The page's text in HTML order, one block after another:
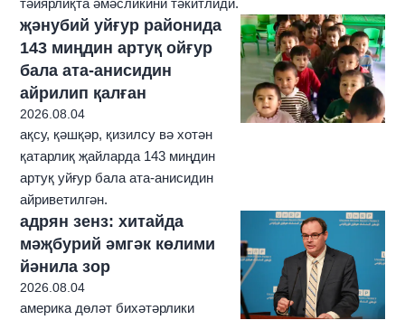
тәйярлиқта әмәсликини тәкитлиди.
җәнубий уйғур районида
143 миңдин артуқ ойғур
бала ата-анисидин
айрилип қалған
2026.08.04
ақсу, қәшқәр, қизилсу вә хотән
қатарлиқ җайларда 143 миңдин
артуқ уйғур бала ата-анисидин
айриветилгән.
адрян зенз: хитайда
мәҗбурий әмгәк көлими
йәнила зор
2026.08.04
америка дөләт бихәтәрлики